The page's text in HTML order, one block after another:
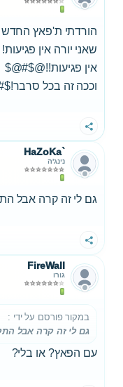
הורדתי ת'פאץ החדש
שאני יורה אין
אין פגיעות!!@$#@$
וככה זה בכל
שתף
HaZoKa`
נינג'ה
גם לי זה קרה אבל
שתף
FireWall
גורו
במקור פורסם על ידי :
גם לי זה קרה אבל
עם הפאץ? או בלי?